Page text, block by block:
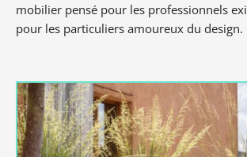
mobilier pensé pour les professionnels
pour les particuliers amoureux du design.